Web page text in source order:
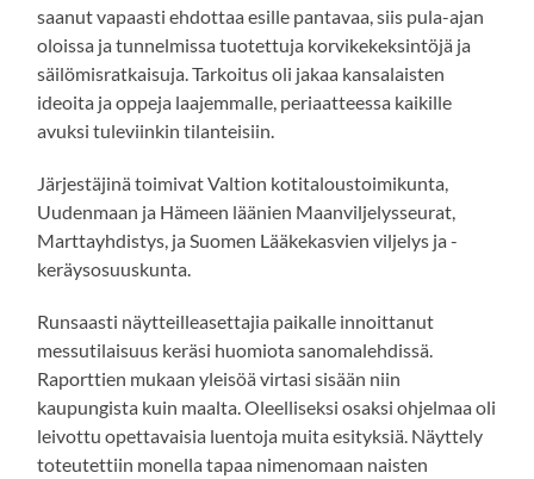
saanut vapaasti ehdottaa esille pantavaa, siis pula-ajan
oloissa ja tunnelmissa tuotettuja korvikekeksintöjä ja
säilömisratkaisuja. Tarkoitus oli jakaa kansalaisten
ideoita ja oppeja laajemmalle, periaatteessa kaikille
avuksi tuleviinkin tilanteisiin.
Järjestäjinä toimivat Valtion kotitaloustoimikunta,
Uudenmaan ja Hämeen läänien Maanviljelysseurat,
Marttayhdistys, ja Suomen Lääkekasvien viljelys ja -
keräysosuuskunta.
Runsaasti näytteilleasettajia paikalle innoittanut
messutilaisuus keräsi huomiota sanomalehdissä.
Raporttien mukaan yleisöä virtasi sisään niin
kaupungista kuin maalta. Oleelliseksi osaksi ohjelmaa oli
leivottu opettavaisia luentoja muita esityksiä. Näyttely
toteutettiin monella tapaa nimenomaan naisten